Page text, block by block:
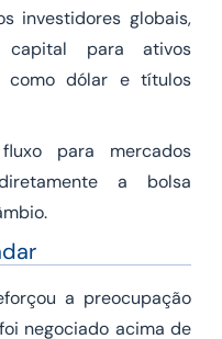
investidores globais,
capital para ativos
como dólar e títulos
para mercados
a bolsa
a preocupação
negociado acima de